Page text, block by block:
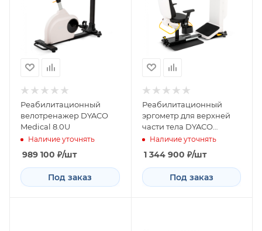
Реабилитационный
велотренажер DYACO
Medical 8.0U
Наличие уточнять
989 100 ₽/шт
Под заказ
Реабилитационный
эргометр для верхней
части тела DYACO
Medical 8.5UE
Наличие уточнять
1 344 900 ₽/шт
Под заказ